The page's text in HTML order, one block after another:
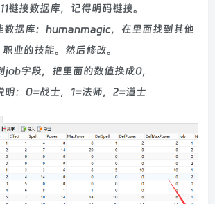
链接数据库，记得明码链接。
数据库：humanmagic，在里面找到其他
职业的技能。然后修改。
job字段，把里面的数值换成0，
明：0=战士，1=法师，2=道士